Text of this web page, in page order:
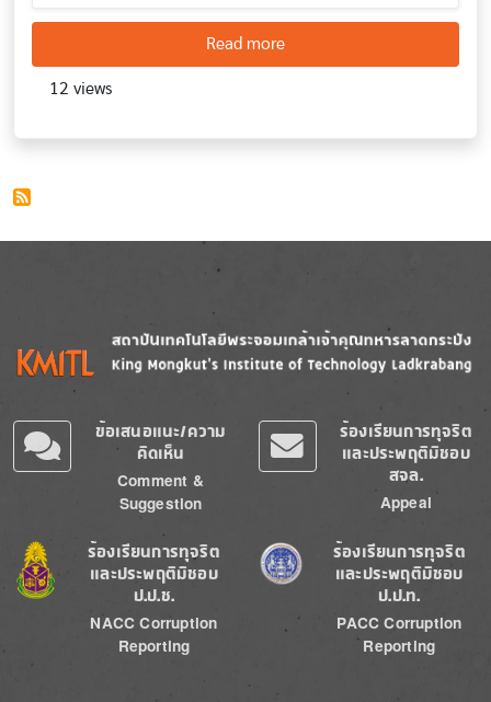
Read moreabout Nanomaterials
12 views
Image
ข้อเสนอแนะ/ความ
คิดเห็น
Comment &
Suggestion
ร้องเรียนการทุจริต
และประพฤติมิชอบ
สจล.
Appeal
Image
ร้องเรียนการทุจริต
และประพฤติมิชอบ
ป.ป.ช.
NACC Corruption
Reporting
Image
ร้องเรียนการทุจริต
และประพฤติมิชอบ
ป.ป.ท.
PACC Corruption
Reporting